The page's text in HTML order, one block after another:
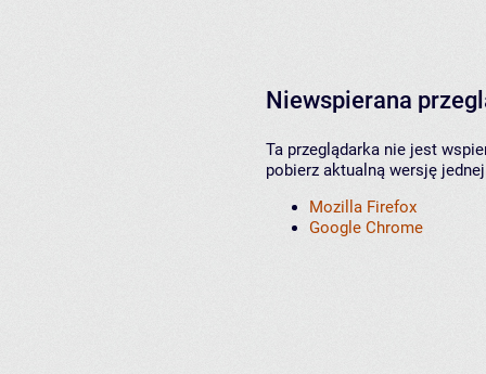
Niewspierana
Ta przeglądarka nie jest
pobierz aktualną wersję
Mozilla Firefox
Google Chrome